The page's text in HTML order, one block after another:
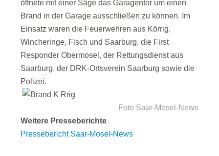
öffnete mit einer Säge das Garagentor um einen
Brand in der Garage ausschließen zu können. Im
Einsatz waren die Feuerwehren aus Körrig,
Wincheringe, Fisch und Saarburg, die First
Responder Obermosel, der Rettungsdienst aus
Saarburg, der DRK-Ortsverein Saarburg sowie die
Polizei.
Foto Saar-Mosel-News
Weitere Presseberichte
Pressebericht Saar-Mosel-News